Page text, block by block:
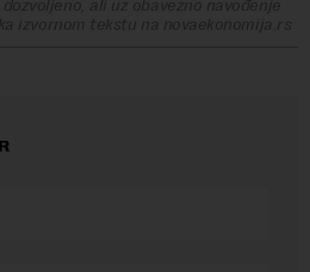
ali uz obavezno navođenje
izvornom tekstu na novaekonomija.rs